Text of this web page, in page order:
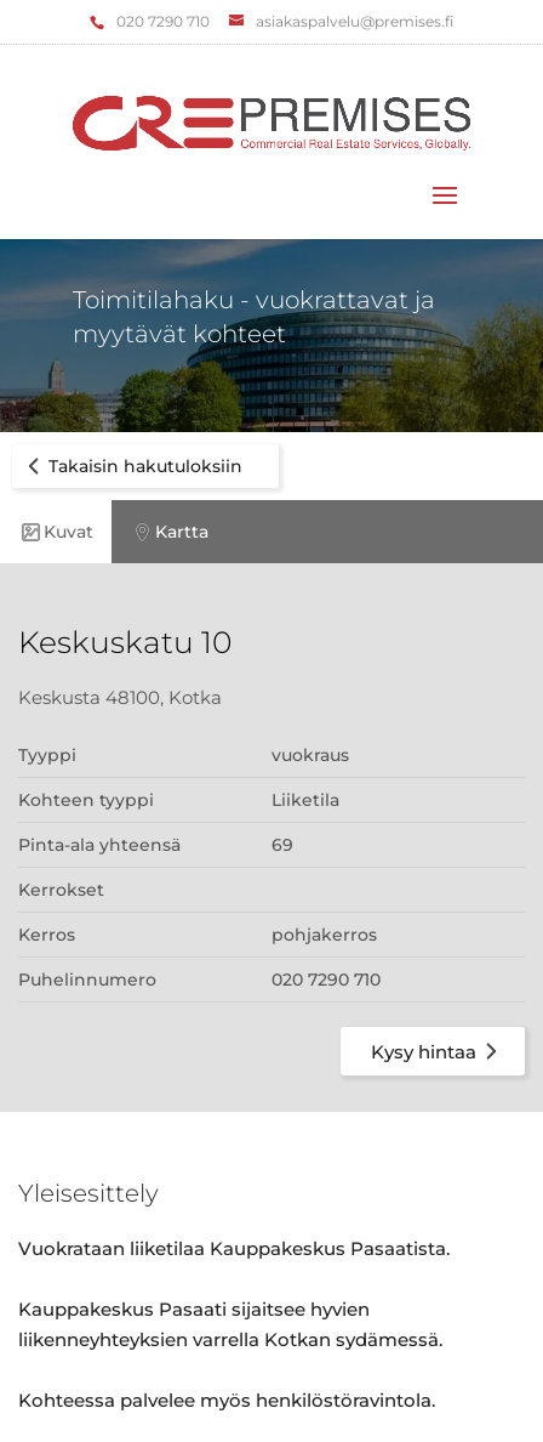
‌020 7290 710 asiakaspalvelu@premises.fi
Toimitilahaku - vuokrattavat ja
myytävät kohteet
Takaisin hakutuloksiin
Kuvat Kartta
Keskuskatu 10
Keskusta 48100, Kotka
Tyyppi vuokraus
Kohteen tyyppi Liiketila
Pinta-ala yhteensä 69
Kerrokset
Kerros pohjakerros
Puhelinnumero 020 7290 710
Kysy hintaa
Yleisesittely
Vuokrataan liiketilaa Kauppakeskus Pasaatista.
Kauppakeskus Pasaati sijaitsee hyvien
liikenneyhteyksien varrella Kotkan sydämessä.
Kohteessa palvelee myös henkilöstöravintola.